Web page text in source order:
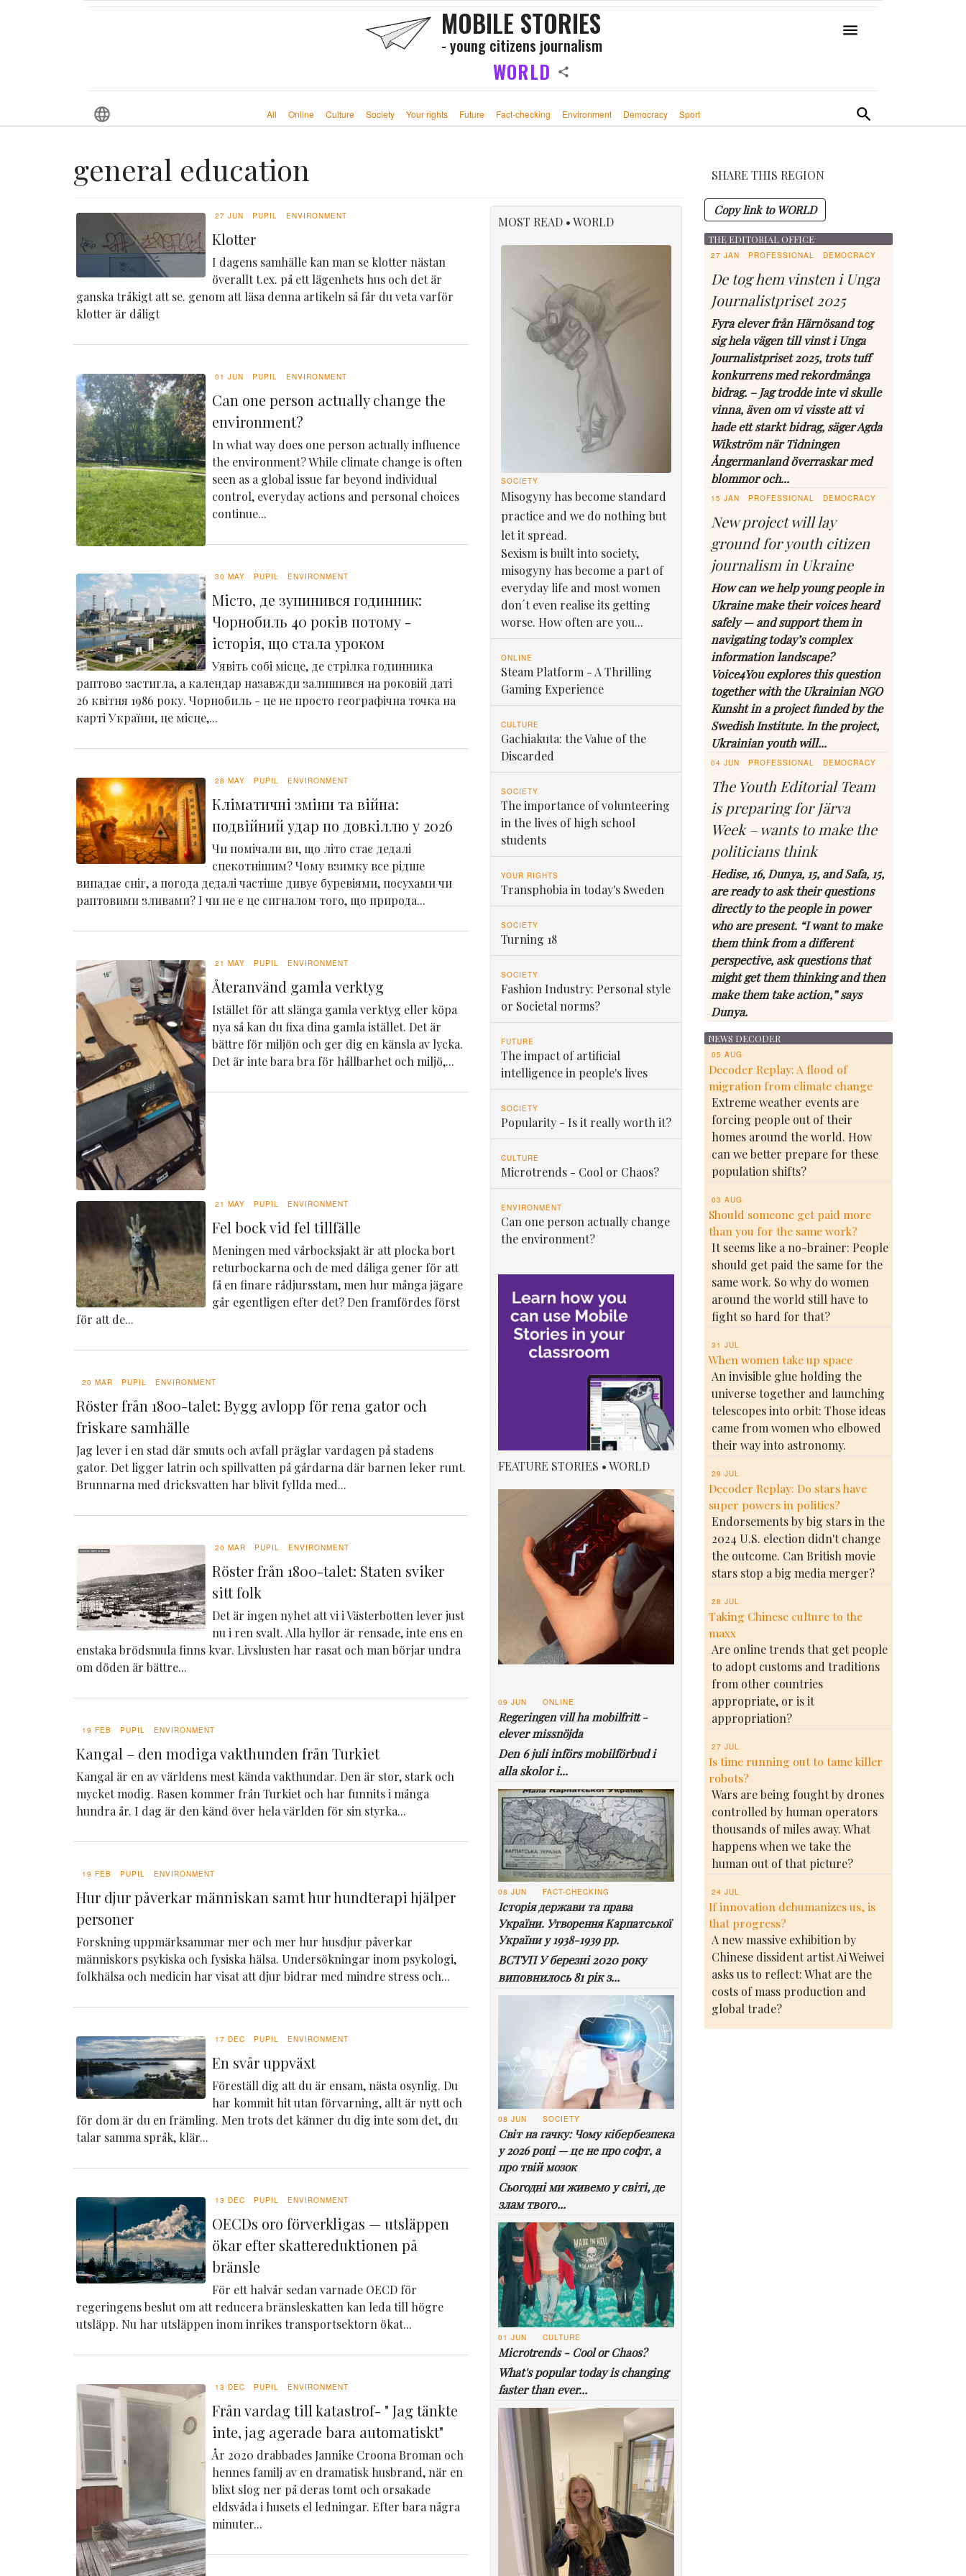
MOBILE STORIES
- young citizens journalism
WORLD
All Online Culture Society Your rights Future Fact-checking Environment Democracy Sport
general education
27 JUN PUPIL ENVIRONMENT
Klotter
I dagens samhälle kan man se klotter nästan
överallt t.ex. på ett lägenhets hus och det är
ganska tråkigt att se. genom att läsa denna artikeln så får du veta varför
klotter är dåligt
01 JUN PUPIL ENVIRONMENT
Can one person actually change the
environment?
In what way does one person actually influence
the environment? While climate change is often
seen as a global issue far beyond individual
control, everyday actions and personal choices
continue...
30 MAY PUPIL ENVIRONMENT
Місто, де зупинився годинник:
Чорнобиль 40 років потому -
історія, що стала уроком
Уявіть собі місце, де стрілка годинника
раптово застигла, а календар назавжди залишився на роковій даті
26 квітня 1986 року. Чорнобиль - це не просто географічна точка на
карті України, це місце,...
28 MAY PUPIL ENVIRONMENT
Кліматичні зміни та війна:
подвійний удар по довкіллю у 2026
Чи помічали ви, що літо стає дедалі
спекотнішим? Чому взимку все рідше
випадає сніг, а погода дедалі частіше дивує буревіями, посухами чи
раптовими зливами? І чи не є це сигналом того, що природа...
21 MAY PUPIL ENVIRONMENT
Återanvänd gamla verktyg
Istället för att slänga gamla verktyg eller köpa
nya så kan du fixa dina gamla istället. Det är
bättre för miljön och ger dig en känsla av lycka.
Det är inte bara bra för hållbarhet och miljö,...
21 MAY PUPIL ENVIRONMENT
Fel bock vid fel tillfälle
Meningen med vårbocksjakt är att plocka bort
returbockarna och de med dåliga gener för att
få en finare rådjursstam, men hur många jägare
går egentligen efter det? Den framfördes först
för att de...
20 MAR PUPIL ENVIRONMENT
Röster från 1800-talet: Bygg avlopp för rena gator och
friskare samhälle
Jag lever i en stad där smuts och avfall präglar vardagen på stadens
gator. Det ligger latrin och spillvatten på gårdarna där barnen leker runt.
Brunnarna med dricksvatten har blivit fyllda med...
20 MAR PUPIL ENVIRONMENT
Röster från 1800-talet: Staten sviker
sitt folk
Det är ingen nyhet att vi i Västerbotten lever just
nu i ren svalt. Alla hyllor är rensade, inte ens en
enstaka brödsmula finns kvar. Livslusten har rasat och man börjar undra
om döden är bättre...
19 FEB PUPIL ENVIRONMENT
Kangal – den modiga vakthunden från Turkiet
Kangal är en av världens mest kända vakthundar. Den är stor, stark och
mycket modig. Rasen kommer från Turkiet och har funnits i många
hundra år. I dag är den känd över hela världen för sin styrka...
19 FEB PUPIL ENVIRONMENT
Hur djur påverkar människan samt hur hundterapi hjälper
personer
Forskning uppmärksammar mer och mer hur husdjur påverkar
människors psykiska och fysiska hälsa. Undersökningar inom psykologi,
folkhälsa och medicin har visat att djur bidrar med mindre stress och...
17 DEC PUPIL ENVIRONMENT
En svår uppväxt
Föreställ dig att du är ensam, nästa osynlig. Du
har kommit hit utan förvarning, allt är nytt och
för dom är du en främling. Men trots det känner du dig inte som det, du
talar samma språk, klär...
13 DEC PUPIL ENVIRONMENT
OECDs oro förverkligas — utsläppen
ökar efter skattereduktionen på
bränsle
För ett halvår sedan varnade OECD för
regeringens beslut om att reducera bränsleskatten kan leda till högre
utsläpp. Nu har utsläppen inom inrikes transportsektorn ökat...
13 DEC PUPIL ENVIRONMENT
Från vardag till katastrof- " Jag tänkte
inte, jag agerade bara automatiskt"
År 2020 drabbades Jannike Croona Broman och
hennes familj av en dramatisk husbrand, när en
blixt slog ner på deras tomt och orsakade
eldsvåda i husets el ledningar. Efter bara några
minuter...
MOST READ • WORLD
SOCIETY
Misogyny has become standard
practice and we do nothing but
let it spread.
Sexism is built into society,
misogyny has become a part of
everyday life and most women
don´t even realise its getting
worse. How often are you...
ONLINE
Steam Platform - A Thrilling
Gaming Experience
CULTURE
Gachiakuta: the Value of the
Discarded
SOCIETY
The importance of volunteering
in the lives of high school
students
YOUR RIGHTS
Transphobia in today's Sweden
SOCIETY
Turning 18
SOCIETY
Fashion Industry: Personal style
or Societal norms?
FUTURE
The impact of artificial
intelligence in people's lives
SOCIETY
Popularity - Is it really worth it?
CULTURE
Microtrends - Cool or Chaos?
ENVIRONMENT
Can one person actually change
the environment?
FEATURE STORIES • WORLD
09 JUN ONLINE
Regeringen vill ha mobilfritt -
elever missnöjda
Den 6 juli införs mobilförbud i
alla skolor i...
08 JUN FACT-CHECKING
Історія держави та права
України. Утворення Карпатської
України у 1938-1939 рр.
ВСТУП У березні 2020 року
виповнилось 81 рік з...
08 JUN SOCIETY
Світ на гачку: Чому кібербезпека
у 2026 році — це не про софт, а
про твій мозок
Сьогодні ми живемо у світі, де
злам твого...
01 JUN CULTURE
Microtrends - Cool or Chaos?
What's popular today is changing
faster than ever...
SHARE THIS REGION
Copy link to WORLD
THE EDITORIAL OFFICE
27 JAN PROFESSIONAL DEMOCRACY
De tog hem vinsten i Unga
Journalistpriset 2025
Fyra elever från Härnösand tog
sig hela vägen till vinst i Unga
Journalistpriset 2025, trots tuff
konkurrens med rekordmånga
bidrag. – Jag trodde inte vi skulle
vinna, även om vi visste att vi
hade ett starkt bidrag, säger Agda
Wikström när Tidningen
Ångermanland överraskar med
blommor och...
15 JAN PROFESSIONAL DEMOCRACY
New project will lay
ground for youth citizen
journalism in Ukraine
How can we help young people in
Ukraine make their voices heard
safely — and support them in
navigating today’s complex
information landscape?
Voice4You explores this question
together with the Ukrainian NGO
Kunsht in a project funded by the
Swedish Institute. In the project,
Ukrainian youth will...
04 JUN PROFESSIONAL DEMOCRACY
The Youth Editorial Team
is preparing for Järva
Week – wants to make the
politicians think
Hedise, 16, Dunya, 15, and Safa, 15,
are ready to ask their questions
directly to the people in power
who are present. “I want to make
them think from a different
perspective, ask questions that
might get them thinking and then
make them take action,” says
Dunya.
NEWS DECODER
05 AUG
Decoder Replay: A flood of
migration from climate change
Extreme weather events are
forcing people out of their
homes around the world. How
can we better prepare for these
population shifts?
03 AUG
Should someone get paid more
than you for the same work?
It seems like a no-brainer: People
should get paid the same for the
same work. So why do women
around the world still have to
fight so hard for that?
31 JUL
When women take up space
An invisible glue holding the
universe together and launching
telescopes into orbit: Those ideas
came from women who elbowed
their way into astronomy.
29 JUL
Decoder Replay: Do stars have
super powers in politics?
Endorsements by big stars in the
2024 U.S. election didn't change
the outcome. Can British movie
stars stop a big media merger?
28 JUL
Taking Chinese culture to the
maxx
Are online trends that get people
to adopt customs and traditions
from other countries
appropriate, or is it
appropriation?
27 JUL
Is time running out to tame killer
robots?
Wars are being fought by drones
controlled by human operators
thousands of miles away. What
happens when we take the
human out of that picture?
24 JUL
If innovation dehumanizes us, is
that progress?
A new massive exhibition by
Chinese dissident artist Ai Weiwei
asks us to reflect: What are the
costs of mass production and
global trade?